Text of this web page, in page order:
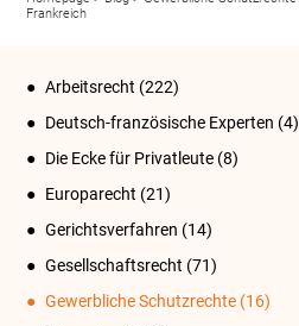
Frankreich
Arbeitsrecht (222)
Deutsch-französische Experten (4)
Die Ecke für Privatleute (8)
Europarecht (21)
Gerichtsverfahren (14)
Gesellschaftsrecht (71)
Gewerbliche Schutzrechte (16)